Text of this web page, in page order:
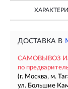
ДОСТАВКА В
САМОВЫВОЗ
по
(г. Москва, м.
ул. Большие